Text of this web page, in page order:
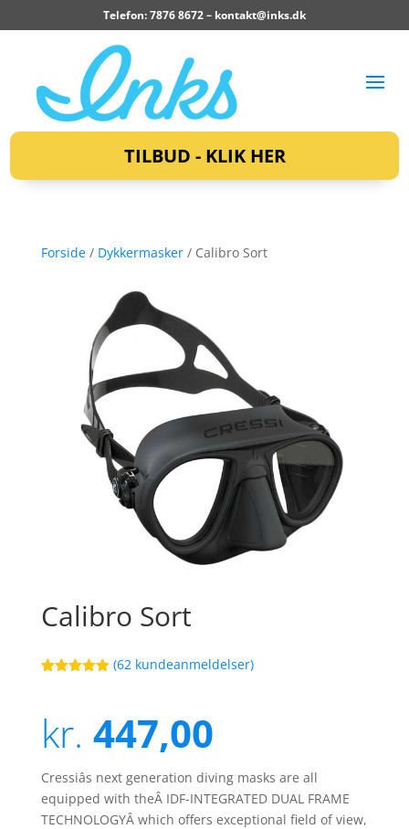
Telefon: 7876 8672 – kontakt@inks.dk
TILBUD - KLIK HER
Forside/ Dykkermasker/ Calibro Sort
Calibro Sort
baseret på
kundebedøm
melser
(62 kundeanmeldelser)
kr. 447,00
Cressiâs next generation diving masks are all
equipped with theÂ IDF-INTEGRATED DUAL FRAME
TECHNOLOGYÂ which offers exceptional field of view,